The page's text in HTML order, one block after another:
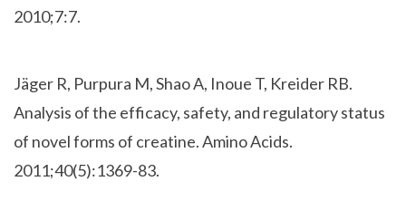
2010;7:7.
Jäger R, Purpura M, Shao A, Inoue T, Kreider RB.
Analysis of the efficacy, safety, and regulatory status
of novel forms of creatine. Amino Acids.
2011;40(5):1369-83.